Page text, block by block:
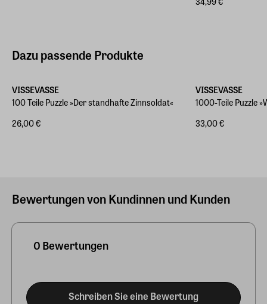
Dazu passende Produkte
VISSEVASSE
100 Teile Puzzle »Der standhafte Zinnsoldat«
26,00 €
VISSEVASSE
1000-Teile Puzzle
33,00 €
Bewertungen von Kundinnen und Kunden
0 Bewertungen
Schreiben Sie eine Bewertung